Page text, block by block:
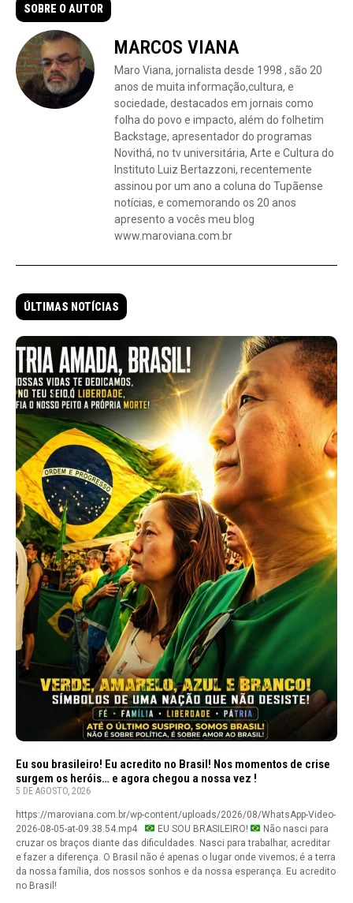
SOBRE O AUTOR
MARCOS VIANA
Maro Viana, jornalista desde 1998 , são 20
anos de muita informação,cultura, e
sociedade, destacados em jornais como
folha do povo e impacto, além do folhetim
Backstage, apresentador do programas
Novithá, no tv universitária, Arte e Cultura do
Instituto Luiz Bertazzoni, recentemente
assinou por um ano a coluna do Tupãense
notícias, e comemorando os 20 anos
apresento a vocês meu blog
www.maroviana.com.br
ÚLTIMAS NOTÍCIAS
Eu sou brasileiro! Eu acredito no Brasil! Nos momentos de crise
surgem os heróis… e agora chegou a nossa vez !
5 DE AGOSTO, 2026
https://maroviana.com.br/wp-content/uploads/2026/08/WhatsApp-Video-
2026-08-05-at-09.38.54.mp4
EU SOU BRASILEIRO!
Não nasci para
cruzar os braços diante das dificuldades. Nasci para trabalhar, acreditar
e fazer a diferença. O Brasil não é apenas o lugar onde vivemos; é a terra
da nossa família, dos nossos sonhos e da nossa esperança. Eu acredito
no Brasil!